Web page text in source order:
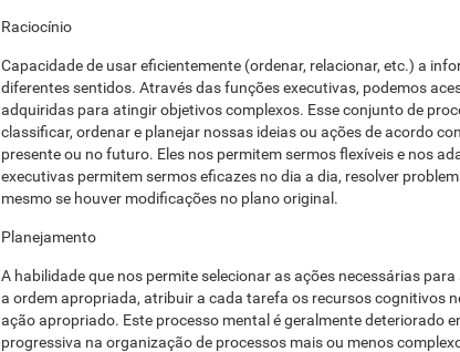
Raciocínio
Capacidade de usar eficientemente (ordenar, relacionar, etc.) a
diferentes sentidos. Através das funções executivas, podemos
adquiridas para atingir objetivos complexos. Esse conjunto de
classificar, ordenar e planejar nossas ideias ou ações de acordo
presente ou no futuro. Eles nos permitem sermos flexíveis e nos
executivas permitem sermos eficazes no dia a dia, resolver
mesmo se houver modificações no plano original.
Planejamento
A habilidade que nos permite selecionar as ações necessárias
a ordem apropriada, atribuir a cada tarefa os recursos cognitivos
ação apropriado. Este processo mental é geralmente deteriorado
progressiva na organização de processos mais ou menos